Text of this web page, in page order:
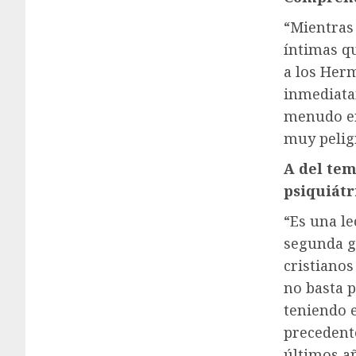
íntimas
a los
menudo
muy
A del
“Es una
segunda
no basta
teniendo